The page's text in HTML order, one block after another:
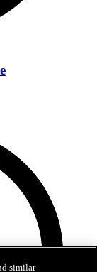
similar